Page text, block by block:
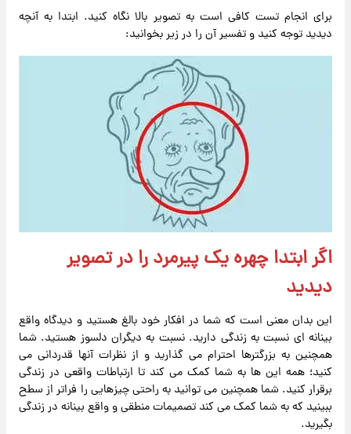
برای انجام تست کافی است به تصویر بالا نگاه کنید. ابتدا به آنچه
دیدید توجه کنید و تفسیر آن را در زیر بخوانید:
اگر ابتدا چهره یک پیرمرد را در تصویر
دیدید
این بدان معنی است که شما در افکار خود بالغ هستید و دیدگاه واقع
بینانه ای نسبت به زندگی دارید. نسبت به دیگران دلسوز هستید. شما
همچنین به بزرگترها احترام می گذارید و از نظرات آنها قدردانی می
کنید؛ همه این ها به شما کمک می کند تا ارتباطات واقعی در زندگی
برقرار کنید. شما همچنین می توانید به راحتی چیزهایی را فراتر از سطح
ببینید که به شما کمک می کند تصمیمات منطقی و واقع بینانه در زندگی
بگیرید.